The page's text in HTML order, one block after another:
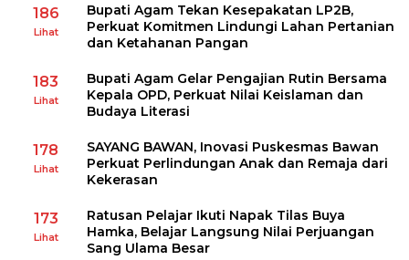
186
Lihat
Bupati Agam Tekan Kesepakatan LP2B,
Perkuat Komitmen Lindungi Lahan Pertanian
dan Ketahanan Pangan
183
Lihat
Bupati Agam Gelar Pengajian Rutin Bersama
Kepala OPD, Perkuat Nilai Keislaman dan
Budaya Literasi
178
Lihat
SAYANG BAWAN, Inovasi Puskesmas Bawan
Perkuat Perlindungan Anak dan Remaja dari
Kekerasan
173
Lihat
Ratusan Pelajar Ikuti Napak Tilas Buya
Hamka, Belajar Langsung Nilai Perjuangan
Sang Ulama Besar